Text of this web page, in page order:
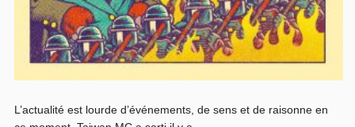
L’actualité est lourde d’événements, de sens et de raisonne en